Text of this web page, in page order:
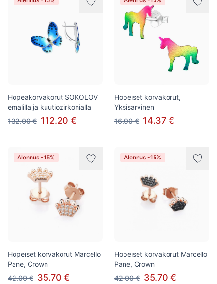
Hopeakorvakorut SOKOLOV
emalilla ja kuutiozirkonialla
132.00 € 112.20 €
Hopeiset korvakorut,
Yksisarvinen
16.90 € 14.37 €
Alennus -15%
Hopeiset korvakorut Marcello
Pane, Crown
42.00 € 35.70 €
Alennus -15%
Hopeiset korvakorut Marcello
Pane, Crown
42.00 € 35.70 €